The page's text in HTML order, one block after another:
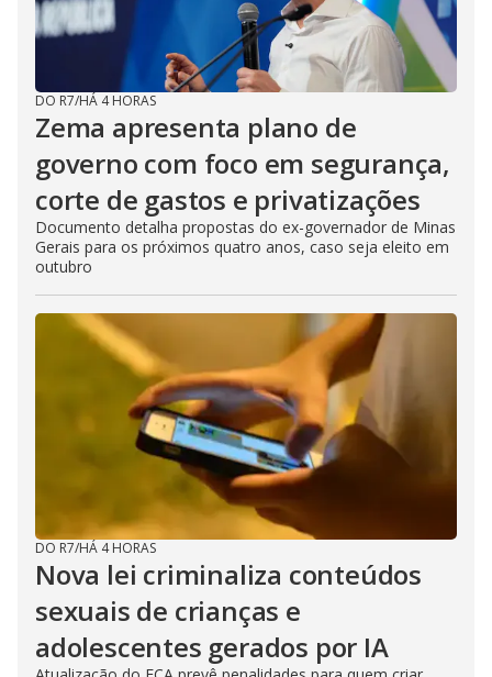
DO R7/HÁ 4 HORAS
Zema apresenta plano de
governo com foco em segurança,
corte de gastos e privatizações
Documento detalha propostas do ex-governador de Minas
Gerais para os próximos quatro anos, caso seja eleito em
outubro
DO R7/HÁ 4 HORAS
Nova lei criminaliza conteúdos
sexuais de crianças e
adolescentes gerados por IA